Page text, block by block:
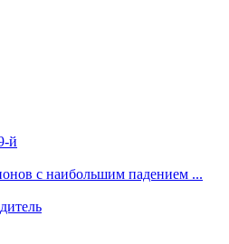
й
с наибольшим падением ...